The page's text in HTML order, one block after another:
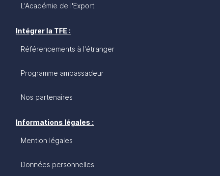
L'Académie de l'Export
Intégrer la TFE :
Référencements à l'étranger
Programme ambassadeur
Nos partenaires
Informations légales :
Mention légales
Données personnelles